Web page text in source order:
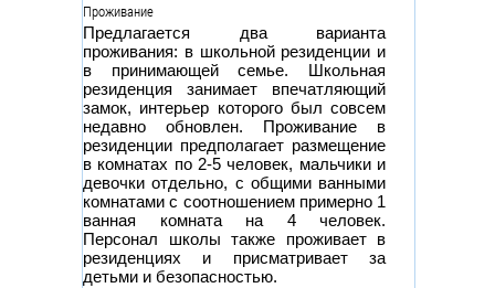
Проживание
Предлагается два варианта
проживания: в школьной резиденции и
в принимающей семье. Школьная
резиденция занимает впечатляющий
замок, интерьер которого был совсем
недавно обновлен. Проживание в
резиденции предполагает размещение
в комнатах по 2-5 человек, мальчики и
девочки отдельно, с общими ванными
комнатами с соотношением примерно 1
ванная комната на 4 человек.
Персонал школы также проживает в
резиденциях и присматривает за
детьми и безопасностью.